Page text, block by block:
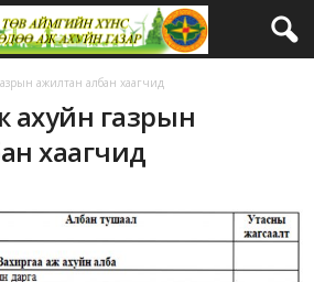
ажилтан албан хаагчид
ахуйн газрын
хаагчид